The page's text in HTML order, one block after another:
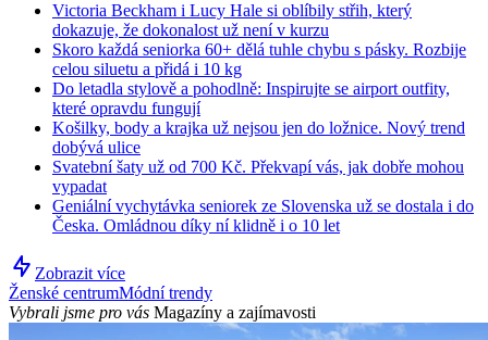
Victoria Beckham i Lucy Hale si oblíbily střih, který
dokazuje, že dokonalost už není v kurzu
Skoro každá seniorka 60+ dělá tuhle chybu s pásky. Rozbije
celou siluetu a přidá i 10 kg
Do letadla stylově a pohodlně: Inspirujte se airport outfity,
které opravdu fungují
Košilky, body a krajka už nejsou jen do ložnice. Nový trend
dobývá ulice
Svatební šaty už od 700 Kč. Překvapí vás, jak dobře mohou
vypadat
Geniální vychytávka seniorek ze Slovenska už se dostala i do
Česka. Omládnou díky ní klidně i o 10 let
Zobrazit více
Ženské centrumMódní trendy
Vybrali jsme pro vás Magazíny a zajímavosti